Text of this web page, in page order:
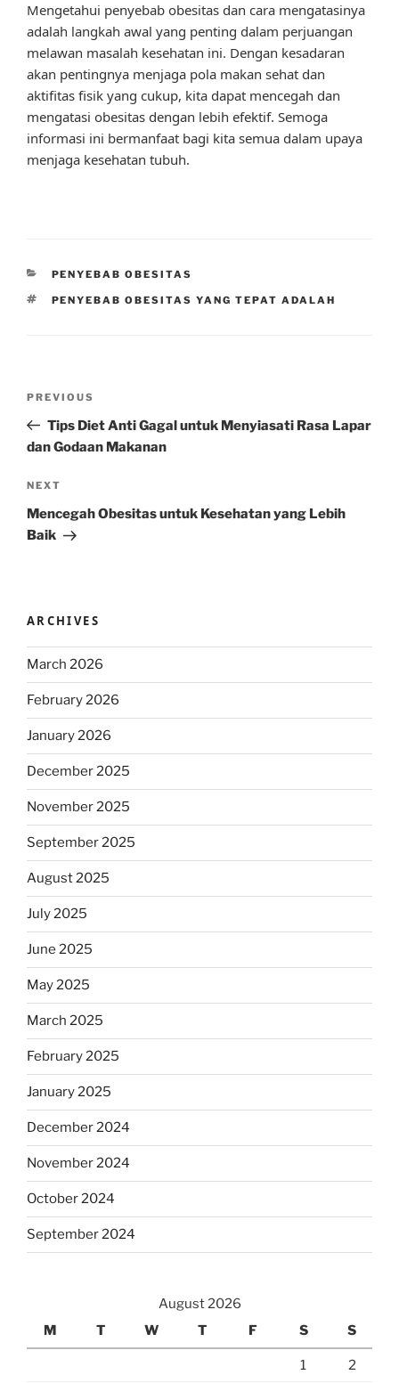
Mengetahui penyebab obesitas dan cara mengatasinya
adalah langkah awal yang penting dalam perjuangan
melawan masalah kesehatan ini. Dengan kesadaran
akan pentingnya menjaga pola makan sehat dan
aktifitas fisik yang cukup, kita dapat mencegah dan
mengatasi obesitas dengan lebih efektif. Semoga
informasi ini bermanfaat bagi kita semua dalam upaya
menjaga kesehatan tubuh.
CATEGORIES
PENYEBAB OBESITAS
TAGS
PENYEBAB OBESITAS YANG TEPAT ADALAH
Previous
Post
PREVIOUS
Tips Diet Anti Gagal untuk Menyiasati Rasa Lapar
dan Godaan Makanan
Next
Post
NEXT
Mencegah Obesitas untuk Kesehatan yang Lebih
Baik
ARCHIVES
March 2026
February 2026
January 2026
December 2025
November 2025
September 2025
August 2025
July 2025
June 2025
May 2025
March 2025
February 2025
January 2025
December 2024
November 2024
October 2024
September 2024
August 2026
M
T W T F S S
1 2